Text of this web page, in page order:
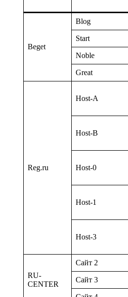
Beget
Blog
Start
Noble
Great
Reg.ru
Host-A
Host-B
Host-0
Host-1
Host-3
RU-
CENTER
Сайт 2
Сайт 3